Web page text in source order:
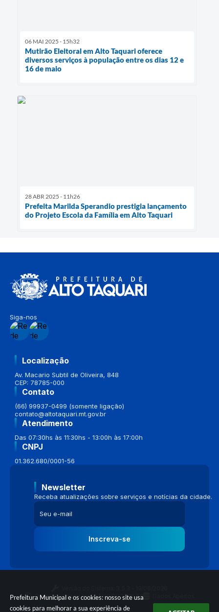
Prefeitura Municipal e os cookies: nosso site usa
cookies para melhorar a sua experiência de
06 MAI 2025 - 15h32
Mutirão Eleitoral em Alto Taquari oferece
diversos serviços à população entre os dias 12 e
16 de maio
28 ABR 2025 - 11h26
Prefeita Marilda Sperandio prestigia lançamento
do Projeto Escola da Família em Alto Taquari
Siga-nos
Localização
Av. Macario Subtil de Oliveira, 848
CEP: 78785-000
Contato
(66) 99937-0499 (somente ligação)
contato@altotaquari.mt.gov.br
Atendimento
Das 07:30hs às 11:30hs - 13:00h às 17:00h
CNPJ
01.362.680/0001-56
Newsletter
Receba atualizações sobre serviços e notícias da cidade.
Inscreva-se
Portal atualizado em:04/08/2026 16:58